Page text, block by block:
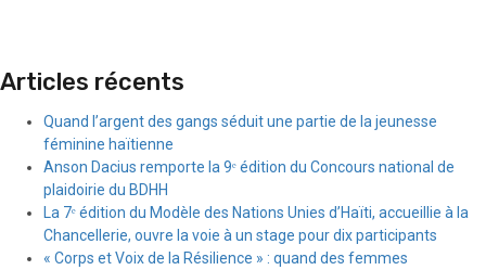
Articles récents
Quand l’argent des gangs séduit une partie de la jeunesse
féminine haïtienne
Anson Dacius remporte la 9ᵉ édition du Concours national de
plaidoirie du BDHH
La 7ᵉ édition du Modèle des Nations Unies d’Haïti, accueillie à la
Chancellerie, ouvre la voie à un stage pour dix participants
« Corps et Voix de la Résilience » : quand des femmes